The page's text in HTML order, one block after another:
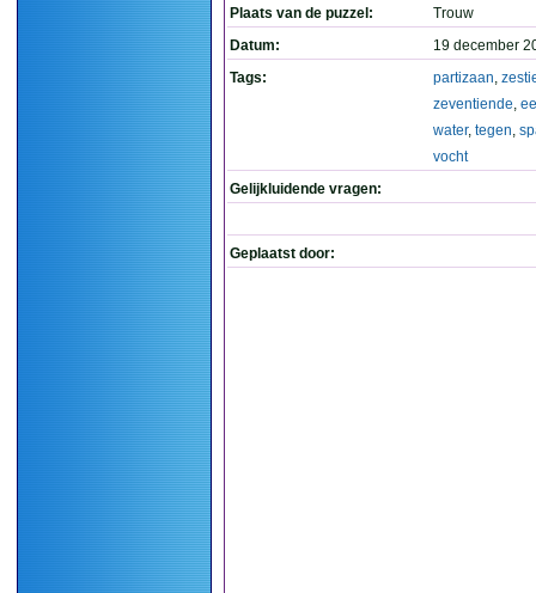
Plaats van de puzzel:
Trouw
Datum:
19 december
Tags:
partizaan,
zeventiende,
water, tegen,
vocht
Gelijkluidende vragen:
Geplaatst door: